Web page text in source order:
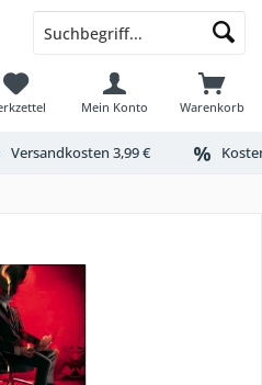
Warenkorb
Mein Konto
Versandkosten 3,99 €